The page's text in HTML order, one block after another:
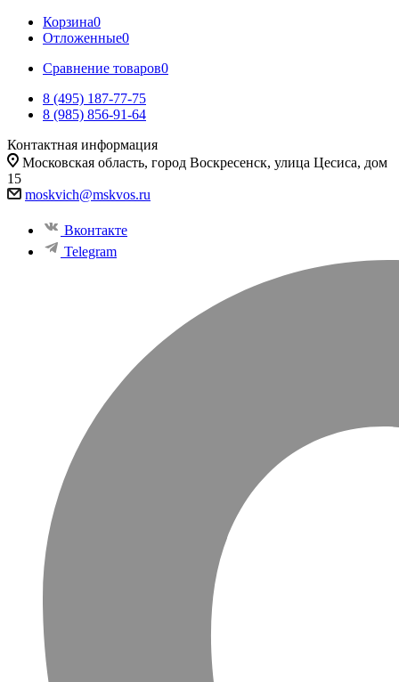
Корзина0
Отложенные0
Сравнение товаров0
8 (495) 187-77-75
8 (985) 856-91-64
Контактная информация
Московская область, город Воскресенск, улица Цесиса, дом
15
moskvich@mskvos.ru
Вконтакте
Telegram